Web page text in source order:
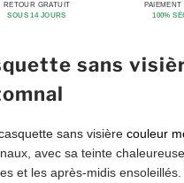
RETOUR GRATUIT
SOUS 14 JOURS
100%
sans
sans visièrecouleur
avec sa teinte
et les après-midis